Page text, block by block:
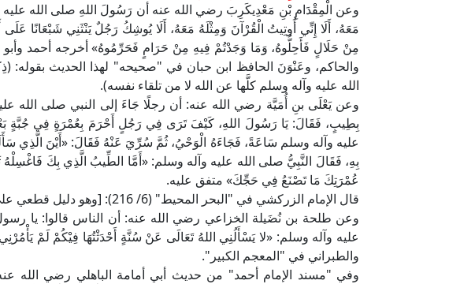
وعن الْمِقْدَامِ بْنِ مَعْدِيكَرِبَ رضي الله عنه أن رَسُولَ اللهِ صلى الله عليه
مَعَهُ، أَلَا إِنِّي أُوتِيتُ الْقُرْآنَ وَمِثْلَهُ مَعَهُ، أَلَا يُوشِكُ رَجُلٌ يَنْثَنِي شَبْعَانًا
مِنْ حَلَالٍ فَأَحِلُّوهُ، وَمَا وَجَدْتُمْ فِيهِ مِنْ حَرَامٍ فَحَرِّمُوهُ» أخرجه أحمد
والحاكم، وعَنْوَنَ الحافظ ابن حبان في "صحيحه" لهذا الحديث
الله عليه وآله وسلم كلَّها عن الله لا من تلقاء نفسه).
وعن يَعْلَى بنِ أُمَيَّة رضي الله عنه: أن رجلًا جَاءَ إلى النبي صلى
بِطِيبٍ، فَقَالَ: يَا رَسُولَ اللهِ، كَيْفَ تَرَى فِي رَجُلٍ أَحْرَمَ بِعُمْرَةٍ فِي جُبَّةٍ
عليه وآله وسلم سَاعَةً، فَجَاءَهُ الْوَحْيُ، ثُمَّ سُرِّيَ عَنْهُ فَقَالَ: «أَيْنَ الَّذِي
بِهِ، فَقَالَ النَّبِيُّ صلى الله عليه وآله وسلم: «أَمَّا الطِّيبُ الَّذِي بِكَ
عُمْرَتِكَ مَا تَصْنَعُ فِي حَجِّكَ» متفق عليه.
قال الإمام الزركشي في "البحر المحيط" (6/ 216): [وهو دليل قطعي على أن السنة كانت تنزل كما ينزل القرآن] اهـ.
وعن طلحة بن نُضَيلة الخزاعي رضي الله عنه: أن الناس قالوا: يا
عليه وآله وسلم: «لا يَسْأَلُنِي اللهُ تَعَالَى عَنْ سُنَّةٍ أَحْدَثْتُهَا فِيْكُمْ لَمْ
والطبراني في "المعجم الكبير".
وفي "مسند الإمام أحمد" من حديث أبي أمامة الباهلي رضي الله